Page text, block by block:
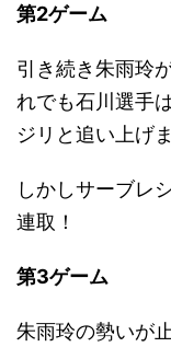
第2ゲーム
引き続き朱雨玲
れでも石川選手
ジリと追い上げま
しかしサーブレ
連取！
第3ゲーム
朱雨玲の勢いが